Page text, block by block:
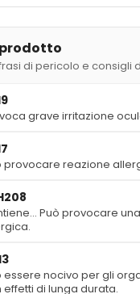
di pericolo e consigli
grave irritazione
provocare reazione
Può provocare
essere nocivo per gli
effetti di lunga durata.